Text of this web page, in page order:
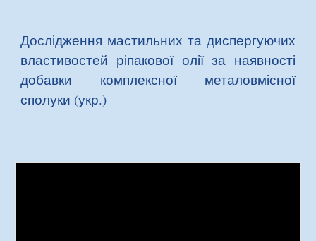
Дослідження мастильних та диспергуючих
властивостей ріпакової олії за наявності
добавки комплексної металовмісної
сполуки (укр.)